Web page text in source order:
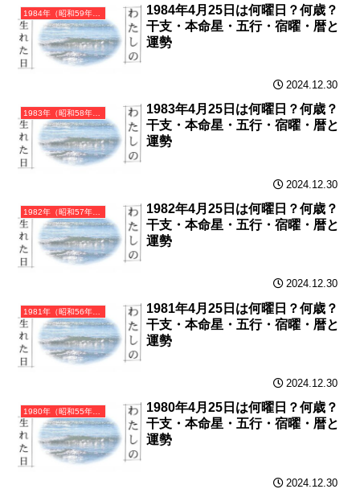
1984年（昭和59年）甲子（きのえね）・子年（ねずみ年）カレンダー（月曜はじまり）
1984年4月25日は何曜日？何歳？
干支・本命星・五行・宿曜・暦と
運勢
2024.12.30
1983年（昭和58年）癸亥（みずのとい）・亥年（いのしし年）カレンダー（月曜はじまり）
1983年4月25日は何曜日？何歳？
干支・本命星・五行・宿曜・暦と
運勢
2024.12.30
1982年（昭和57年）壬戌（みずのえいぬ）・戌年（いぬ年）カレンダー（月曜はじまり）
1982年4月25日は何曜日？何歳？
干支・本命星・五行・宿曜・暦と
運勢
2024.12.30
1981年（昭和56年）辛酉（かのととり）・酉年（とり年）カレンダー（月曜はじまり）
1981年4月25日は何曜日？何歳？
干支・本命星・五行・宿曜・暦と
運勢
2024.12.30
1980年（昭和55年）庚申（かのえさる）・申年（さる年）カレンダー（月曜はじまり）
1980年4月25日は何曜日？何歳？
干支・本命星・五行・宿曜・暦と
運勢
2024.12.30